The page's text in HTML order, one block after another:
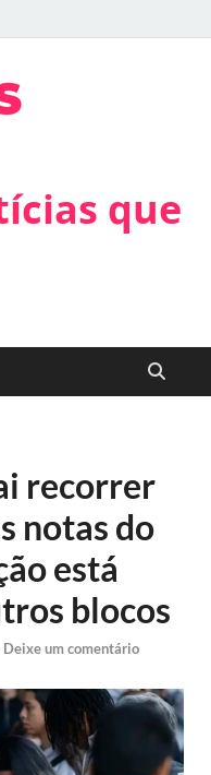
que
recorrer
notas do
está
blocos
Deixe um comentário